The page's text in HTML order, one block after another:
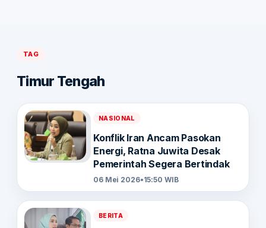
TAG
Timur Tengah
NASIONAL
Konflik Iran Ancam Pasokan
Energi, Ratna Juwita Desak
Pemerintah Segera Bertindak
06 Mei 2026•15:50 WIB
BERITA